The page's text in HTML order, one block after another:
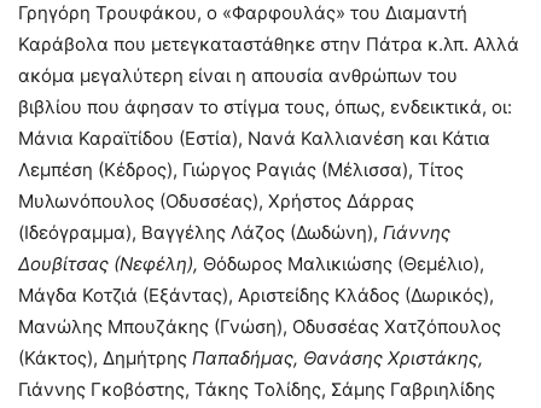
Γρηγόρη Τρουφάκου, ο «Φαρφουλάς» του Διαμαντή
Καράβολα που μετεγκαταστάθηκε στην Πάτρα κ.λπ. Αλλά
ακόμα μεγαλύτερη είναι η απουσία ανθρώπων του
βιβλίου που άφησαν το στίγμα τους, όπως, ενδεικτικά, οι:
Μάνια Καραϊτίδου (Εστία), Νανά Καλλιανέση και Κάτια
Λεμπέση (Κέδρος), Γιώργος Ραγιάς (Μέλισσα), Τίτος
Μυλωνόπουλος (Οδυσσέας), Χρήστος Δάρρας
(Ιδεόγραμμα), Βαγγέλης Λάζος (Δωδώνη), Γιάννης
Δουβίτσας (Νεφέλη), Θόδωρος Μαλικιώσης (Θεμέλιο),
Μάγδα Κοτζιά (Εξάντας), Αριστείδης Κλάδος (Δωρικός),
Μανώλης Μπουζάκης (Γνώση), Οδυσσέας Χατζόπουλος
(Κάκτος), Δημήτρης Παπαδήμας, Θανάσης Χριστάκης,
Γιάννης Γκοβόστης, Τάκης Τολίδης, Σάμης Γαβριηλίδης